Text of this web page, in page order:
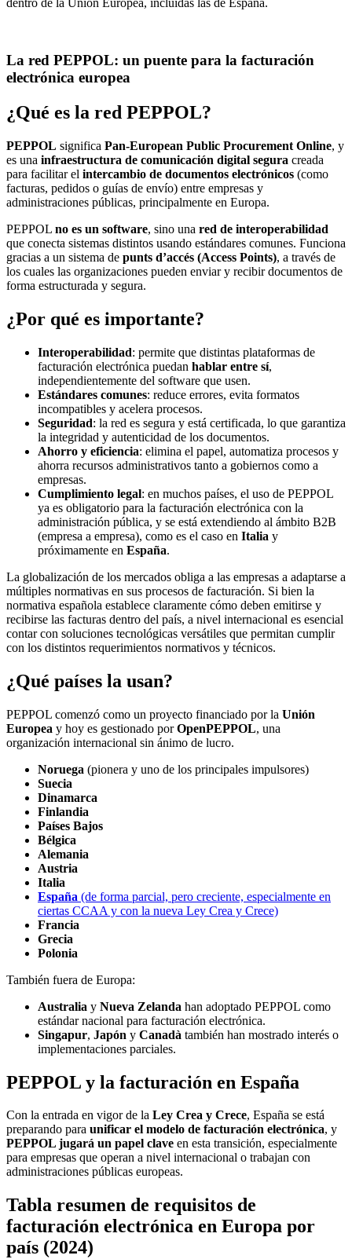
dentro de la Unión Europea, incluidas las de España.
La red PEPPOL: un puente para la facturación
electrónica europea
¿Qué es la red PEPPOL?
PEPPOL significa Pan-European Public Procurement Online, y
es una infraestructura de comunicación digital segura creada
para facilitar el intercambio de documentos electrónicos (como
facturas, pedidos o guías de envío) entre empresas y
administraciones públicas, principalmente en Europa.
PEPPOL no es un software, sino una red de interoperabilidad
que conecta sistemas distintos usando estándares comunes. Funciona
gracias a un sistema de punts d’accés (Access Points), a través de
los cuales las organizaciones pueden enviar y recibir documentos de
forma estructurada y segura.
¿Por qué es importante?
Interoperabilidad: permite que distintas plataformas de
facturación electrónica puedan hablar entre sí,
independientemente del software que usen.
Estándares comunes: reduce errores, evita formatos
incompatibles y acelera procesos.
Seguridad: la red es segura y está certificada, lo que garantiza
la integridad y autenticidad de los documentos.
Ahorro y eficiencia: elimina el papel, automatiza procesos y
ahorra recursos administrativos tanto a gobiernos como a
empresas.
Cumplimiento legal: en muchos países, el uso de PEPPOL
ya es obligatorio para la facturación electrónica con la
administración pública, y se está extendiendo al ámbito B2B
(empresa a empresa), como es el caso en Italia y
próximamente en España.
La globalización de los mercados obliga a las empresas a adaptarse a
múltiples normativas en sus procesos de facturación. Si bien la
normativa española establece claramente cómo deben emitirse y
recibirse las facturas dentro del país, a nivel internacional es esencial
contar con soluciones tecnológicas versátiles que permitan cumplir
con los distintos requerimientos normativos y técnicos.
¿Qué países la usan?
PEPPOL comenzó como un proyecto financiado por la Unión
Europea y hoy es gestionado porOpenPEPPOL, una
organización internacional sin ánimo de lucro.
Noruega (pionera y uno de los principales impulsores)
Suecia
Dinamarca
Finlandia
Países Bajos
Bélgica
Alemania
Austria
Italia
España (de forma parcial, pero creciente, especialmente en
ciertas CCAA y con la nueva Ley Crea y Crece)
Francia
Grecia
Polonia
También fuera de Europa:
Australia y Nueva Zelanda han adoptado PEPPOL como
estándar nacional para facturación electrónica.
Singapur, Japón y Canadà también han mostrado interés o
implementaciones parciales.
PEPPOL y la facturación en España
Con la entrada en vigor de la Ley Crea y Crece, España se está
preparando para unificar el modelo de facturación electrónica, y
PEPPOL jugará un papel clave en esta transición, especialmente
para empresas que operan a nivel internacional o trabajan con
administraciones públicas europeas.
Tabla resumen de requisitos de
facturación electrónica en Europa por
país (2024)